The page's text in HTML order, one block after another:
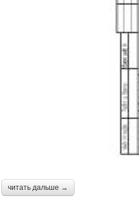
читать дальше →